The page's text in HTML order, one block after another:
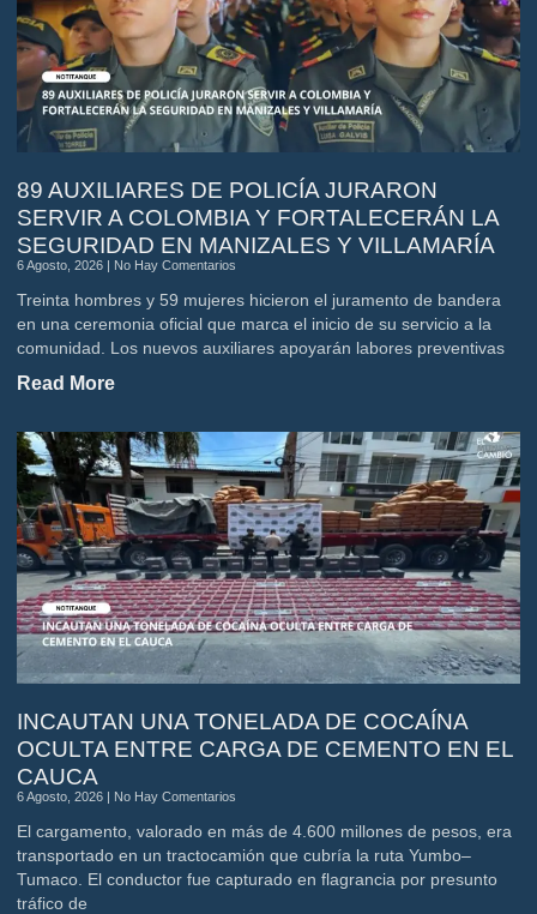
89 AUXILIARES DE POLICÍA JURARON
SERVIR A COLOMBIA Y FORTALECERÁN LA
SEGURIDAD EN MANIZALES Y VILLAMARÍA
6 Agosto, 2026 No Hay Comentarios
Treinta hombres y 59 mujeres hicieron el juramento de bandera
en una ceremonia oficial que marca el inicio de su servicio a la
comunidad. Los nuevos auxiliares apoyarán labores preventivas
Read More
INCAUTAN UNA TONELADA DE COCAÍNA
OCULTA ENTRE CARGA DE CEMENTO EN EL
CAUCA
6 Agosto, 2026 No Hay Comentarios
El cargamento, valorado en más de 4.600 millones de pesos, era
transportado en un tractocamión que cubría la ruta Yumbo–
Tumaco. El conductor fue capturado en flagrancia por presunto
tráfico de